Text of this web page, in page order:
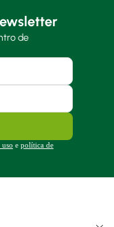
de
uso e política de